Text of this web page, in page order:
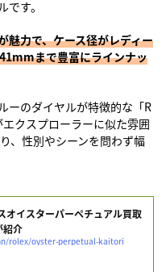
す。
魅力で、ケース径がレディー
まで豊富にラインナッ
ーのダイヤルが特徴的な「R
クスプローラーに似た雰囲
、性別やシーンを問わず幅
オイスターパーペチュアル買取
紹介
rolex/oyster-perpetual-kaitori